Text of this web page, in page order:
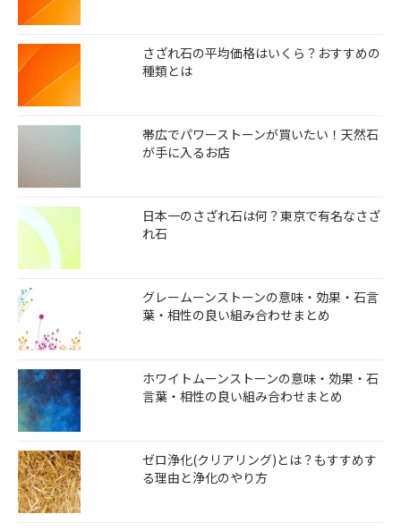
さざれ石の平均価格はいくら？おすすめの
種類とは
帯広でパワーストーンが買いたい！天然石
が手に入るお店
日本一のさざれ石は何？東京で有名なさざ
れ石
グレームーンストーンの意味・効果・石言
葉・相性の良い組み合わせまとめ
ホワイトムーンストーンの意味・効果・石
言葉・相性の良い組み合わせまとめ
ゼロ浄化(クリアリング)とは？もすすめす
る理由と浄化のやり方